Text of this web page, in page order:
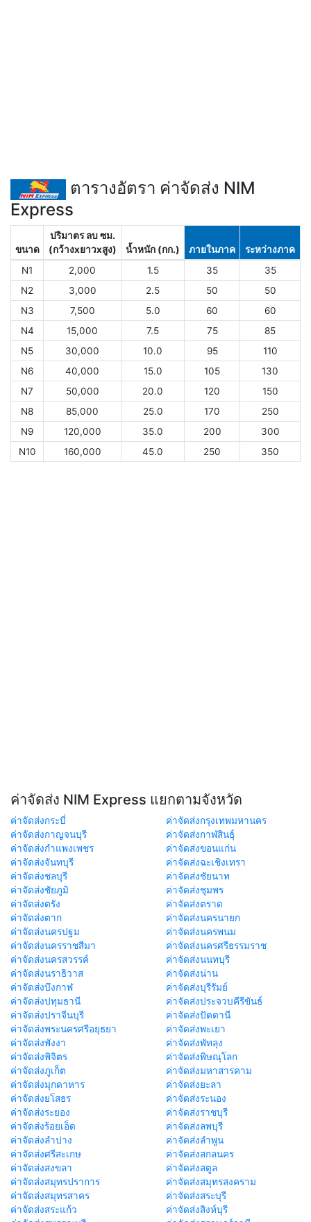
ตารางอัตรา ค่าจัดส่ง NIM
Express
ขนาด
ปริมาตร ลบ ซม.
(กว้างxยาวxสูง)
น้ำหนัก (กก.) ภายในภาค
ระหว่างภาค
N1
2,000 1.5 35
35
N2
3,000 2.5 50
50
N3
7,500 5.0 60
60
N4
15,000 7.5 75
85
N5
30,000 10.0 95
110
N6
40,000 15.0 105
130
N7
50,000 20.0 120
150
N8
85,000 25.0 170
250
N9
120,000 35.0 200
300
N10
160,000 45.0 250 350
ค่าจัดส่ง NIM Express แยกตามจังหวัด
ค่าจัดส่งกระบี่
ค่าจัดส่งกรุงเทพมหานคร
ค่าจัดส่งกาญจนบุรี
ค่าจัดส่งกาฬสินธุ์
ค่าจัดส่งกำแพงเพชร
ค่าจัดส่งขอนแก่น
ค่าจัดส่งจันทบุรี
ค่าจัดส่งฉะเชิงเทรา
ค่าจัดส่งชลบุรี
ค่าจัดส่งชัยนาท
ค่าจัดส่งชัยภูมิ
ค่าจัดส่งชุมพร
ค่าจัดส่งตรัง
ค่าจัดส่งตราด
ค่าจัดส่งตาก
ค่าจัดส่งนครนายก
ค่าจัดส่งนครปฐม
ค่าจัดส่งนครพนม
ค่าจัดส่งนครราชสีมา
ค่าจัดส่งนครศรีธรรมราช
ค่าจัดส่งนครสวรรค์
ค่าจัดส่งนนทบุรี
ค่าจัดส่งนราธิวาส
ค่าจัดส่งน่าน
ค่าจัดส่งบึงกาฬ
ค่าจัดส่งบุรีรัมย์
ค่าจัดส่งปทุมธานี
ค่าจัดส่งประจวบคีรีขันธ์
ค่าจัดส่งปราจีนบุรี
ค่าจัดส่งปัตตานี
ค่าจัดส่งพระนครศรีอยุธยา
ค่าจัดส่งพะเยา
ค่าจัดส่งพังงา
ค่าจัดส่งพัทลุง
ค่าจัดส่งพิจิตร
ค่าจัดส่งพิษณุโลก
ค่าจัดส่งภูเก็ต
ค่าจัดส่งมหาสารคาม
ค่าจัดส่งมุกดาหาร
ค่าจัดส่งยะลา
ค่าจัดส่งยโสธร
ค่าจัดส่งระนอง
ค่าจัดส่งระยอง
ค่าจัดส่งราชบุรี
ค่าจัดส่งร้อยเอ็ด
ค่าจัดส่งลพบุรี
ค่าจัดส่งลำปาง
ค่าจัดส่งลำพูน
ค่าจัดส่งศรีสะเกษ
ค่าจัดส่งสกลนคร
ค่าจัดส่งสงขลา
ค่าจัดส่งสตูล
ค่าจัดส่งสมุทรปราการ
ค่าจัดส่งสมุทรสงคราม
ค่าจัดส่งสมุทรสาคร
ค่าจัดส่งสระบุรี
ค่าจัดส่งสระแก้ว
ค่าจัดส่งสิงห์บุรี